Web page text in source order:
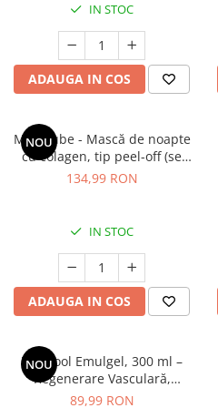
Geluri de duș
Scruburi
Protecție Solară
Creme SPF față
Spray SPF
Uleiuri bronzare
After Sun
Igienă Personală
Deodorante
Mâini și Unghii
Creme mâini
Cosmetice coreene
Beauty of Joseon
L-Carnitina
L-Glutamina
Lecitina
Maca
Magneziu
Miere de Manuka
Palmier pitic
Probiotice
Proteine din zer (Whey Protein)
Quercetin
Resveratrol
IN STOC
ADAUGA IN COS
NOU
Medicube - Mască de noapte
cu colagen, tip peel-off (se
îndepărtează prin exfoliere) -
134,99 RON
IN STOC
ADAUGA IN COS
NOU
VariCool Emulgel, 300 ml –
Regenerare Vasculară,
Combaterea Varicelor și
89,99 RON